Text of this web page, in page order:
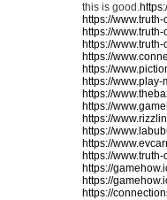
this is good.
https://
https://
https://
https://
https://
https://
https://
https://
https://
https://
https://
https://
https://
https://
https://